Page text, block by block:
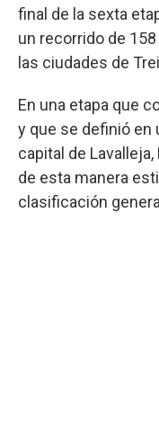
final de la sexta
un recorrido de
las ciudades de
En una etapa que
y que se definió en
capital de
de esta manera
clasificación